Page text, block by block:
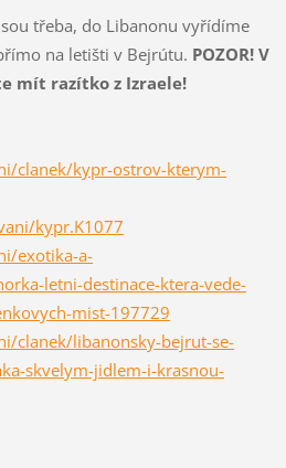
třeba, do Libanonu vyřídíme
na letišti v Bejrútu. POZOR! V
mít razítko z Izraele!
clanek/kypr-ostrov-kterym-
kypr.K1077
exotika-a-
letni-destinace-ktera-vede-
mist-197729
clanek/libanonsky-bejrut-se-
skvelym-jidlem-i-krasnou-